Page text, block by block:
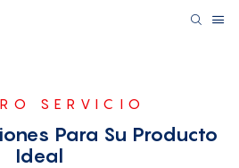
SERVICIO
Para Su Producto
Ideal